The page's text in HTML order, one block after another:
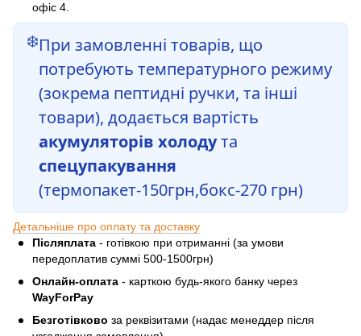
офіс 4.
❄️При замовленні товарів, що
потребують температурного режиму
(зокрема пептидні ручки, та інші
товари), додається вартість
акумуляторів холодута
спецупакування
(термопакет-150грн,бокс-270 грн)
Детальніше про оплату та доставку
Післяплата - готівкою при отриманні (за умови
передоплатив суммі 500-1500грн)
Онлайн-оплата - карткою будь-якого банку через
WayForPay
Безготівково за реквізитами (надає менеддер після